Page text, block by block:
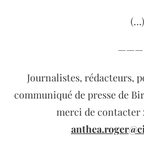
(…)
Journalistes, rédacteurs,
communiqué de presse de
merci de contacter :